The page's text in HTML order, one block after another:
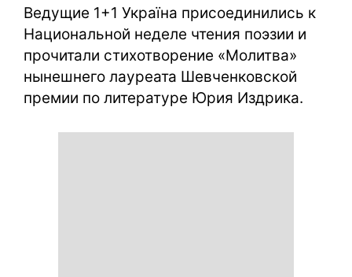
Ведущие 1+1 Україна присоединились к
Национальной неделе чтения поэзии и
прочитали стихотворение «Молитва»
нынешнего лауреата Шевченковской
премии по литературе Юрия Издрика.